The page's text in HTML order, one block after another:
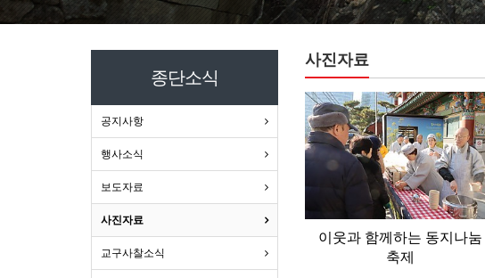
사진자료
이웃과 함께하는 동지나눔
축제
종단소식
공지사항
행사소식
보도자료
사진자료
교구사찰소식